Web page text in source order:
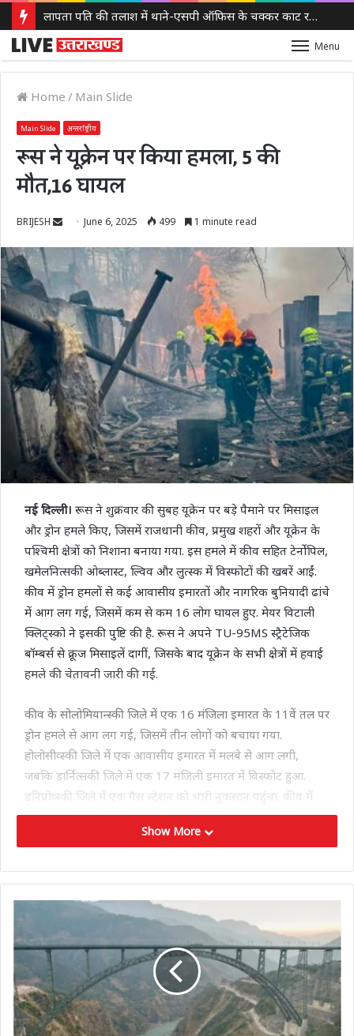
लापता पति की तलाश में थाने-एसपी ऑफिस के चक्कर काट रही नवविवाहिता, ससुराल वालों पर गंभीर आरोप
Menu
Home / Main Slide
Main Slide अन्तर्राष्ट्रीय
रूस ने यूक्रेन पर किया हमला, 5 की
मौत,16 घायल
BRIJESH
SendJune 6, 2025 499 1 minute read
नई दिल्ली। रूस ने शुक्रवार की सुबह यूक्रेन पर बड़े पैमाने पर मिसाइल
और ड्रोन हमले किए, जिसमें राजधानी कीव, प्रमुख शहरों और यूक्रेन के
पश्चिमी क्षेत्रों को निशाना बनाया गया. इस हमले में कीव सहित टेर्नोपिल,
खमेलनित्सकी ओब्लास्ट, ल्विव और लुत्स्क में विस्फोटों की खबरें आईं.
कीव में ड्रोन हमलों से कई आवासीय इमारतों और नागरिक बुनियादी ढांचे
में आग लग गई, जिसमें कम से कम 16 लोग घायल हुए. मेयर विटाली
क्लिट्स्को ने इसकी पुष्टि की है. रूस ने अपने TU-95MS स्ट्रैटेजिक
बॉम्बर्स से क्रूज मिसाइलें दागीं, जिसके बाद यूक्रेन के सभी क्षेत्रों में हवाई
हमले की चेतावनी जारी की गई.
कीव के सोलोमियान्स्की जिले में एक 16 मंजिला इमारत के 11वें तल पर
ड्रोन हमले से आग लग गई, जिसमें तीन लोगों को बचाया गया.
होलोसीव्स्की जिले में एक आवासीय इमारत में मलबे से आग लगी,
जबकि डार्नित्सकी जिले में एक 17 मंजिली इमारत में विस्फोट हुआ.
डनिप्रोव्स्की जिले में एक गैस स्टेशन को भारी नुकसान पहुंचा. कीव में
मेट्रो लाइन के ट्रैक और केबल क्षतिग्रस्त होने से यातायात प्रभावित हुआ.
बनता, में बुनियादी ढांचे और औद्योगिक सुविधाओं पर हमले हुए, जिससे
शहर के कुछ हिस्से की बिजली गुल हो गई. लुत्स्क में भी हताहतों की
खबरें आईं, जहां एक अपार्टमेंट की छत, वाहन और व्यावसायिक
संपत्तियां क्षतिग्रस्त हुईं. उत्तरी शहर प्रीलुकी में एक ड्रोन हमले में एक
आवासीय इमारत ढह गई, जिसमें एक साल के बच्चे, उसकी मां और दादी
सहित पांच लोगों की मौत हो गई.
Show More